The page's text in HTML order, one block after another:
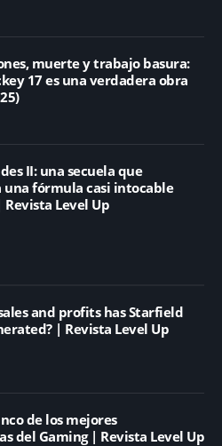
muerte y trabajo basura:
17 es una verdadera obra
II: una secuela que
una fórmula casi intocable
Revista Level Up
and profits has Starfield
| Revista Level Up
de los mejores
del Gaming | Revista Level Up